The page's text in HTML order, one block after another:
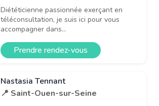
Diététicienne passionnée exerçant en
téléconsultation, je suis ici pour vous
accompagner dans...
Prendre rendez-vous
Nastasia Tennant
📍 Saint-Ouen-sur-Seine